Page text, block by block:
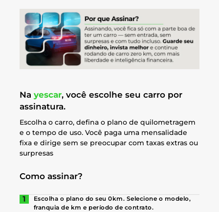
Na yescar, você escolhe seu carro por
assinatura.
Escolha o carro, defina o plano de quilometragem
e o tempo de uso. Você paga uma mensalidade
fixa e dirige sem se preocupar com taxas extras ou
surpresas
Como assinar?
Escolha o plano do seu 0km. Selecione o modelo,
franquia de km e período de contrato.